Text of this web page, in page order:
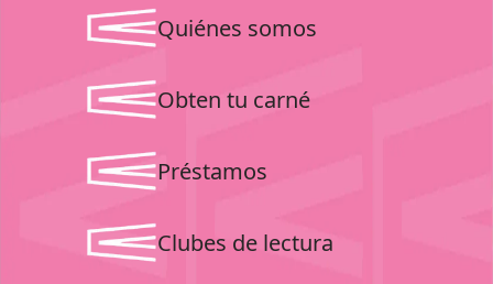
Quiénes somos
Obten tu carné
Préstamos
Clubes de lectura